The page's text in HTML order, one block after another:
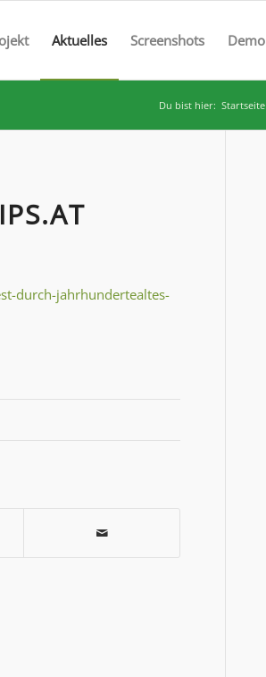
Aktuelles Screenshots Demo
Du bist hier: Startseite
durch-jahrhundertealtes-